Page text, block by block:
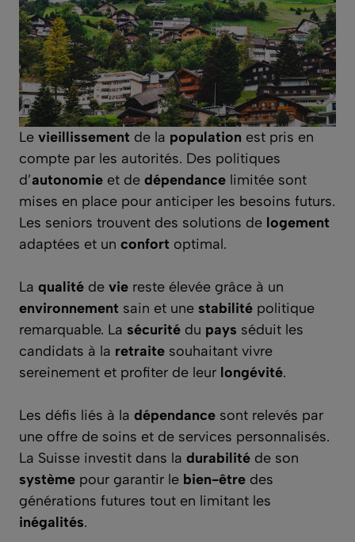
Le vieillissement de la population est pris en
compte par les autorités. Des politiques
d’autonomie et de dépendance limitée sont
mises en place pour anticiper les besoins futurs.
Les seniors trouvent des solutions de logement
adaptées et un confort optimal.
La qualité de vie reste élevée grâce à un
environnement sain et une stabilité politique
remarquable. La sécurité du pays séduit les
candidats à la retraite souhaitant vivre
sereinement et profiter de leur longévité.
Les défis liés à la dépendance sont relevés par
une offre de soins et de services personnalisés.
La Suisse investit dans la durabilité de son
système pour garantir le bien-être des
générations futures tout en limitant les
inégalités.